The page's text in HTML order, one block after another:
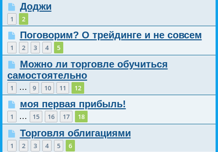
Доджи
1 2
Поговорим? О трейдинге и не совсем
1 2 3 4 5
Можно ли торговле обучиться
самостоятельно
1 … 9 10 11 12
моя первая прибыль!
1 … 15 16 17 18
Торговля облигациями
1 2 3 4 5 6